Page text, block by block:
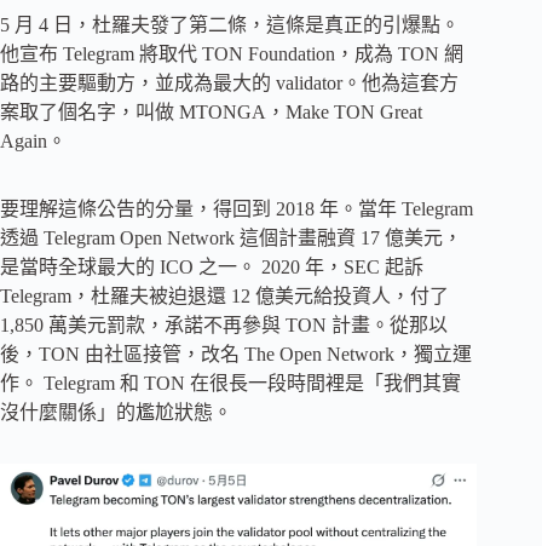
5 月 4 日，杜羅夫發了第二條，這條是真正的引爆點。
他宣布 Telegram 將取代 TON Foundation，成為 TON 網
路的主要驅動方，並成為最大的 validator。他為這套方
案取了個名字，叫做 MTONGA，Make TON Great
Again。
要理解這條公告的分量，得回到 2018 年。當年 Telegram
透過 Telegram Open Network 這個計畫融資 17 億美元，
是當時全球最大的 ICO 之一。 2020 年，SEC 起訴
Telegram，杜羅夫被迫退還 12 億美元給投資人，付了
1,850 萬美元罰款，承諾不再參與 TON 計畫。從那以
後，TON 由社區接管，改名 The Open Network，獨立運
作。 Telegram 和 TON 在很長一段時間裡是「我們其實
沒什麼關係」的尷尬狀態。